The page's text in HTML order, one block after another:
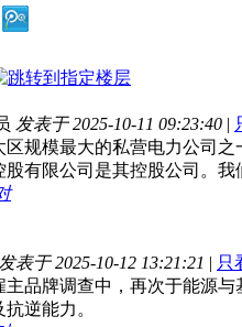
发表于 2025-10-11 09:23:40 |
区规模最大的私营电力公司
有限公司是其控股公司。
发表于 2025-10-12 13:21:21 | 只
主品牌调查中，再次于能源
逆能力。